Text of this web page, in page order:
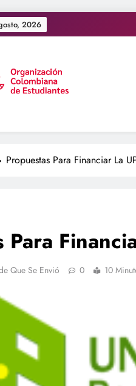
2026
Propuestas Para Financiar La
Para
Que Se Envió 0 10